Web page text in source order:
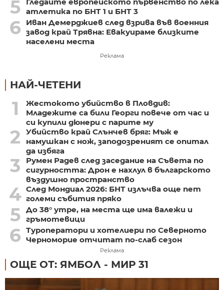
5 атлетика по БНТ 1 и БНТ 3
6
Иван Демерджиев след взрива във военния
завод край Трявна: Евакуираме близките
населени места
Реклама
НАЙ-ЧЕТЕНИ
1
Жестокото убийство в Пловдив:
Младежите са били Георги повече от час и
си купили дюнери с парите му
2
Убийство край Слънчев бряг: Мъж е
намушкан с нож, заподозреният се опитал
да избяга
3
Румен Радев след заседание на Съвета по
сигурността: Дрон е нахлул в българското
въздушно пространство
4 След Мондиал 2026: БНТ излъчва още пет
големи събития пряко
5 До 38° утре, на места ще има валежи и
гръмотевици
6 Туроператори и хотелиери по Северното
Черноморие отчитат по-слаб сезон
Реклама
ОЩЕ ОТ: ЯМБОЛ - МИР 31